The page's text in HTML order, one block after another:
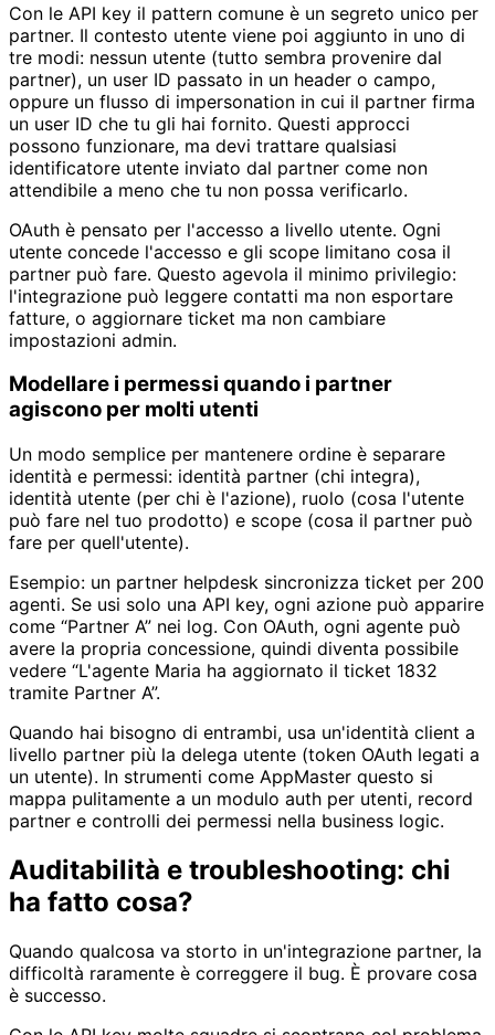
Con le API key il pattern comune è un segreto unico per
partner. Il contesto utente viene poi aggiunto in uno di
tre modi: nessun utente (tutto sembra provenire dal
partner), un user ID passato in un header o campo,
oppure un flusso di impersonation in cui il partner firma
un user ID che tu gli hai fornito. Questi approcci
possono funzionare, ma devi trattare qualsiasi
identificatore utente inviato dal partner come non
attendibile a meno che tu non possa verificarlo.
OAuth è pensato per l'accesso a livello utente. Ogni
utente concede l'accesso e gli scope limitano cosa il
partner può fare. Questo agevola il minimo privilegio:
l'integrazione può leggere contatti ma non esportare
fatture, o aggiornare ticket ma non cambiare
impostazioni admin.
Modellare i permessi quando i partner
agiscono per molti utenti
Un modo semplice per mantenere ordine è separare
identità e permessi: identità partner (chi integra),
identità utente (per chi è l'azione), ruolo (cosa l'utente
può fare nel tuo prodotto) e scope (cosa il partner può
fare per quell'utente).
Esempio: un partner helpdesk sincronizza ticket per 200
agenti. Se usi solo una API key, ogni azione può apparire
come “Partner A” nei log. Con OAuth, ogni agente può
avere la propria concessione, quindi diventa possibile
vedere “L'agente Maria ha aggiornato il ticket 1832
tramite Partner A”.
Quando hai bisogno di entrambi, usa un'identità client a
livello partner più la delega utente (token OAuth legati a
un utente). In strumenti come AppMaster questo si
mappa pulitamente a un modulo auth per utenti, record
partner e controlli dei permessi nella business logic.
Auditabilità e troubleshooting: chi
ha fatto cosa?
Quando qualcosa va storto in un'integrazione partner, la
difficoltà raramente è correggere il bug. È provare cosa
è successo.